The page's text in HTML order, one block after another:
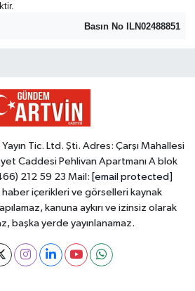
Basın No ILN02488851
Tic. Ltd. Şti. Adres: Çarşı Mahallesi
Caddesi Pehlivan Apartmanı A blok
212 59 23 Mail: [email protected]
içerikleri ve görselleri kaynak
kanuna aykırı ve izinsiz olarak
başka yerde yayınlanamaz.